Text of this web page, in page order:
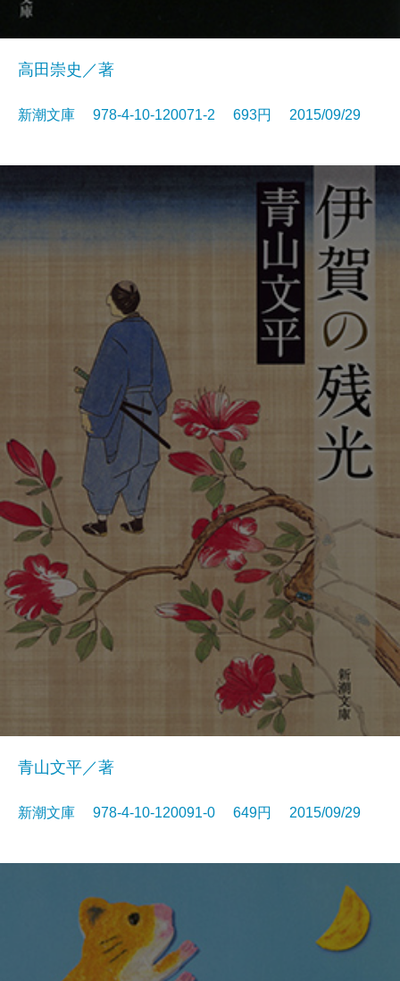
高田崇史／著
新潮文庫 978-4-10-120071-2 693円 2015/09/29
青山文平／著
新潮文庫 978-4-10-120091-0 649円 2015/09/29